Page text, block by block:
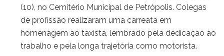
(10), no Cemitério Municipal de Petrópolis. Colegas
de profissão realizaram uma carreata em
homenagem ao taxista, lembrado pela dedicação ao
trabalho e pela longa trajetória como motorista.